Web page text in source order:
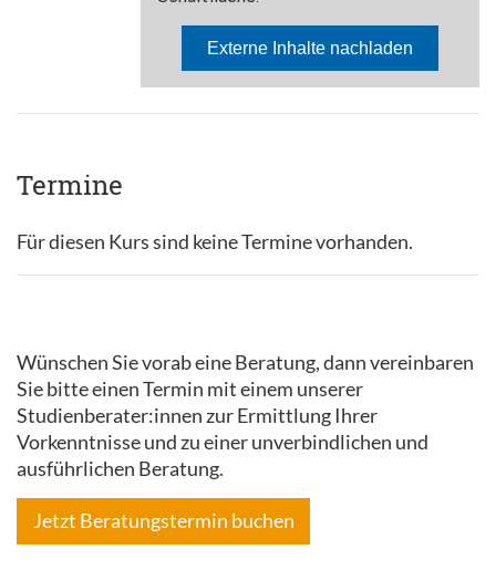
Termine
Für diesen Kurs sind keine Termine vorhanden.
Wünschen Sie vorab eine Beratung, dann vereinbaren
Sie bitte einen Termin mit einem unserer
Studienberater:innen zur Ermittlung Ihrer
Vorkenntnisse und zu einer unverbindlichen und
ausführlichen Beratung.
Jetzt Beratungstermin buchen